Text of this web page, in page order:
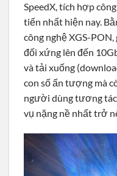
SpeedX, tích hợp
tiến nhất hiện nay.
công nghệ XGS-
đối xứng lên đến
và tải xuống
con số ấn tượng mà
người dùng tương
vụ nặng nề nhất trở